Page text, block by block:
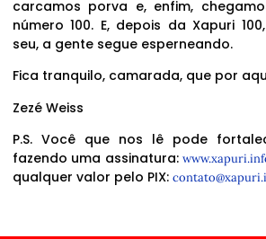
carcamos porva e, enfim,
número 100. E, depois da Xapuri
seu, a gente segue esperneando.
Fica tranquilo, camarada, que por
Zezé Weiss
P.S. Você que nos lê pode
fazendo uma assinatura:
qualquer valor pelo PIX: